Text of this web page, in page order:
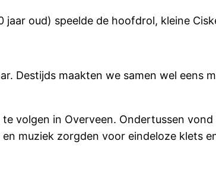
jaar oud) speelde de hoofdrol, kleine
Destijds maakten we samen wel eens
volgen in Overveen. Ondertussen
muziek zorgden voor eindeloze klets